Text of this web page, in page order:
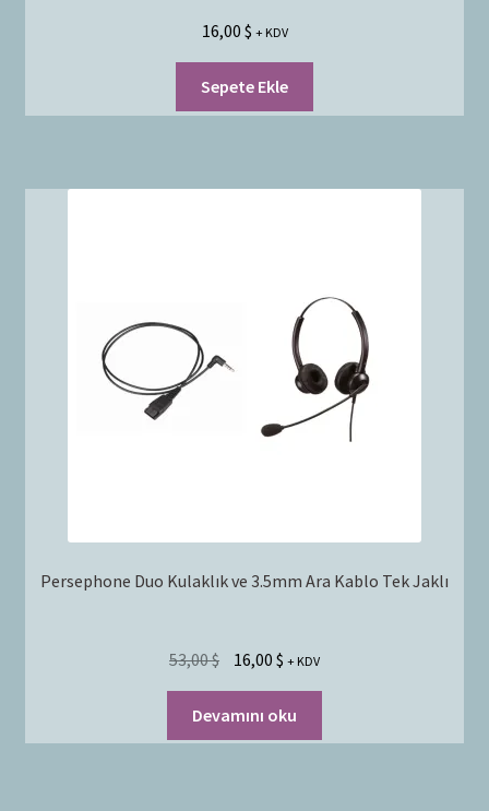
16,00 $ + KDV
Sepete Ekle
Persephone Duo Kulaklık ve 3.5mm Ara Kablo Tek Jaklı
53,00$ 16,00 $ + KDV
Devamını oku